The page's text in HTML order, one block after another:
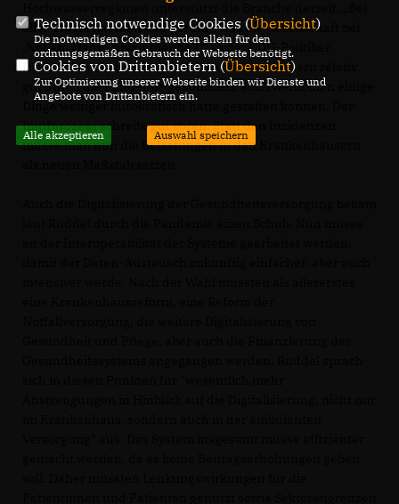
aller Tragik hat man das Gefühl, dass die Gesellschaft bei
Not am Mann‘ zusammenhält“, so der CDU-Politiker.
Deutschland sei im Vergleich zu anderen Ländern relativ
gut durch die Pandemie gekommen, auch wenn man einige
Dinge weniger bürokratisch hätte gestalten können. Der
Impfprozess schreite gut voran. Statt den Inzidenzen
müsse man nun die Belastungen in den Krankenhäusern
Technisch notwendige Cookies (Übersicht)
Die notwendigen Cookies werden allein für den
ordnungsgemäßen Gebrauch der Webseite benötigt.
Cookies von Drittanbietern (Übersicht)
Zur Optimierung unserer Webseite binden wir Dienste und
Angebote von Drittanbietern ein.
Alle akzeptieren Auswahl speichern